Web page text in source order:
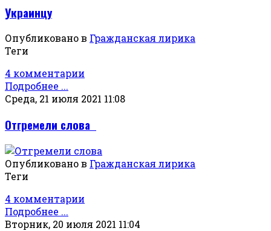
Украинцу
Опубликовано в Гражданская лирика
Теги
4 комментарии
Подробнее ...
Среда, 21 июля 2021 11:08
Отгремели слова
Опубликовано в Гражданская лирика
Теги
4 комментарии
Подробнее ...
Вторник, 20 июля 2021 11:04